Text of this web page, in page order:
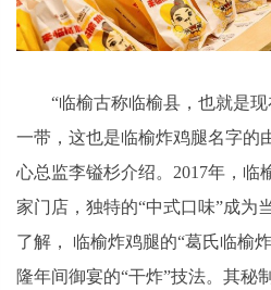
“临榆古称临榆县，也就是
一带，这也是临榆炸鸡腿名字的
心总监李镒杉介绍。2017年，临
家门店，独特的“中式口味”成为
了解， 临榆炸鸡腿的“葛氏临榆
隆年间御宴的“干炸”技法。其秘